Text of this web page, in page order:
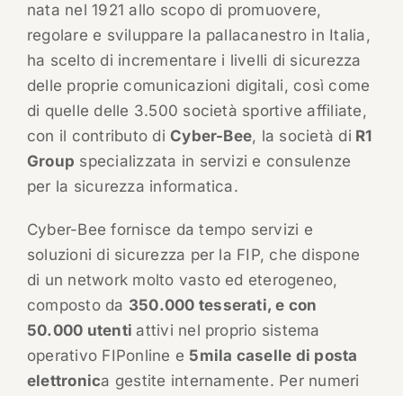
nata nel 1921 allo scopo di promuovere,
regolare e sviluppare la pallacanestro in Italia,
ha scelto di incrementare i livelli di sicurezza
delle proprie comunicazioni digitali, così come
di quelle delle 3.500 società sportive affiliate,
con il contributo diCyber-Bee, la società di R1
Group specializzata in servizi e consulenze
per la sicurezza informatica.
Cyber-Bee fornisce da tempo servizi e
soluzioni di sicurezza per la FIP, che dispone
di un network molto vasto ed eterogeneo,
composto da 350.000 tesserati, e con
50.000 utentiattivi nel proprio sistema
operativo FIPonline e 5mila caselle di posta
elettronica gestite internamente. Per numeri